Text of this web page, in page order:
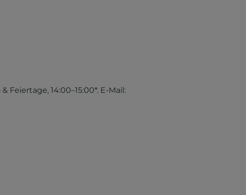
Feiertage, 14:00–15:00*. E-Mail: